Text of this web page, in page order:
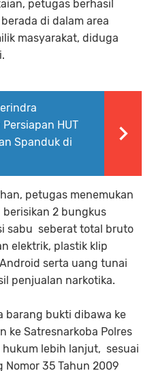
petugas berhasil
di dalam area
masyarakat, diduga
HUT
Spanduk di
petugas menemukan
2 bungkus
sabu seberat total bruto
elektrik, plastik klip
serta uang tunai
penjualan narkotika.
barang bukti dibawa ke
ke Satresnarkoba Polres
lebih lanjut, sesuai
35 Tahun 2009